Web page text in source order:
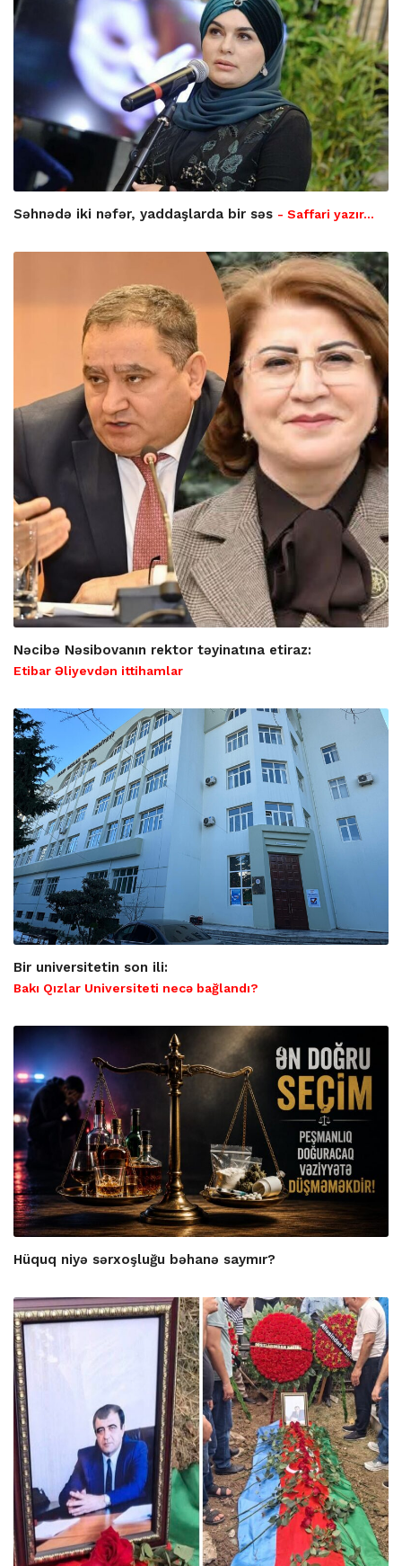
Səhnədə iki nəfər, yaddaşlarda bir səs - Saffari yazır…
Nəcibə Nəsibovanın rektor təyinatına etiraz:
Etibar Əliyevdən ittihamlar
Bir universitetin son ili:
Bakı Qızlar Universiteti necə bağlandı?
Hüquq niyə sərxoşluğu bəhanə saymır?